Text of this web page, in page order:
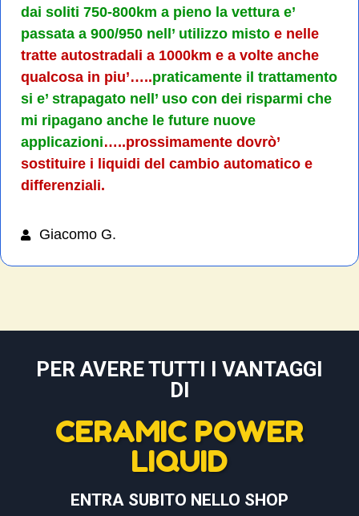
dai soliti 750-800km a pieno la vettura e’
passata a 900/950 nell’ utilizzo misto e nelle
tratte autostradali a 1000km e a volte anche
qualcosa in piu’…..praticamente il trattamento
si e’ strapagato nell’ uso con dei risparmi che
mi ripagano anche le future nuove
applicazioni…..prossimamente dovrò’
sostituire i liquidi del cambio automatico e
differenziali.
Giacomo G.
PER AVERE TUTTI I VANTAGGI
DI
CERAMIC POWER
LIQUID
ENTRA SUBITO NELLO SHOP